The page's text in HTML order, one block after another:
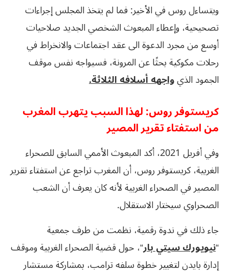
ويتساءل روس في الأخير: فما لم يتخذ المجلس إجراءات
تصحيحية، وإعطاء المبعوث الشخصي الجديد صلاحيات
أوسع من مجرد الدعوة الى عقد اجتماعات والانخراط في
رحلات مكوكية بحثًا عن المرونة، فسيواجه نفس موقف
الجمود الذيواجهه أسلافه الثلاثة.
كريستوفر روس: لهذا السبب يتهرب المغرب
من استفتاء تقرير المصير
وفي أفريل 2021، أكد المبعوث الأممي السابق للصحراء
الغربية، كريستوفر روس، أن المغرب تراجع عن استفتاء تقرير
المصير في الصحراء الغربية لأنه كان يعرف أن الشعب
الصحراوي سيختار الاستقلال.
جاء ذلك في ندوة رقمية، نظمت من طرف جمعية
“نيويورك سيتي بار“، حول قضية الصحراء الغربية وموقف
إدارة بايدن لتغيير خطوة سلفه ترامب، بمشاركة مستشار